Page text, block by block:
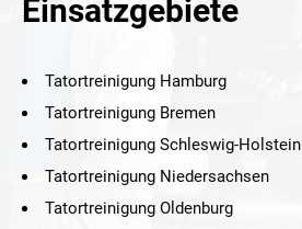
Einsatzgebiete
Tatortreinigung Hamburg
Tatortreinigung Bremen
Tatortreinigung Schleswig-Holstein
Tatortreinigung Niedersachsen
Tatortreinigung Oldenburg